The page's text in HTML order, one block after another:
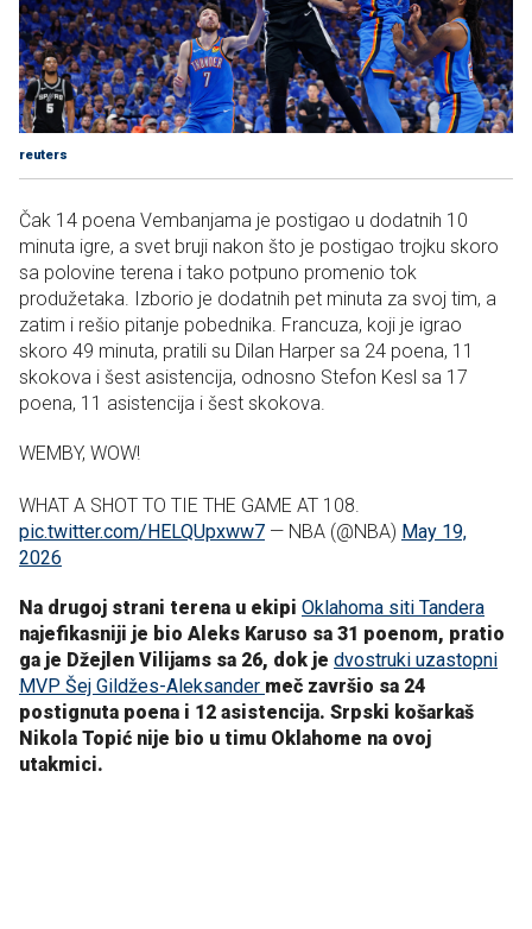
reuters
Čak 14 poena Vembanjama je postigao u dodatnih 10
minuta igre, a svet bruji nakon što je postigao trojku skoro
sa polovine terena i tako potpuno promenio tok
produžetaka. Izborio je dodatnih pet minuta za svoj tim, a
zatim i rešio pitanje pobednika. Francuza, koji je igrao
skoro 49 minuta, pratili su Dilan Harper sa 24 poena, 11
skokova i šest asistencija, odnosno Stefon Kesl sa 17
poena, 11 asistencija i šest skokova.
WEMBY, WOW!
WHAT A SHOT TO TIE THE GAME AT 108.
pic.twitter.com/HELQUpxww7 — NBA (@NBA) May 19,
2026
Na drugoj strani terena u ekipi Oklahoma siti Tandera
najefikasniji je bio Aleks Karuso sa 31 poenom, pratio
ga je Džejlen Vilijams sa 26, dok je dvostruki uzastopni
MVP Šej Gildžes-Aleksander meč završio sa 24
postignuta poena i 12 asistencija. Srpski košarkaš
Nikola Topić nije bio u timu Oklahome na ovoj
utakmici.